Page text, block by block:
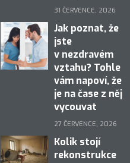
31 ČERVENCE, 2026
Jak poznat, že
jste
v nezdravém
vztahu? Tohle
vám napoví, že
je na čase z něj
vycouvat
27 ČERVENCE, 2026
Kolik stojí
rekonstrukce